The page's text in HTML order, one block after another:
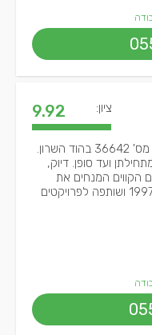
ציון: 9.92
רוני קנופלר, קבלן שיפוצים ובניה רשום מס' 36642 בהוד השרון.
ועד סופן. דיוק,
הקווים המנחים את
חברת קנופלר ולנדבר שפעילה משנת 1997 ושותפה לפרויקטים